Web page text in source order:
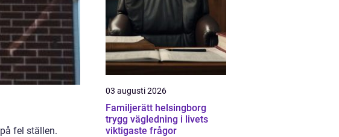
fel ställen.
03 augusti 2026
Familjerätt helsingborg
trygg vägledning i livets
viktigaste frågor